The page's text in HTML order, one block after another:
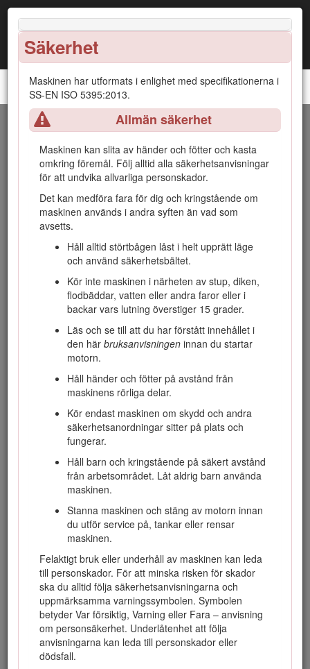
Säkerhet
Maskinen har utformats i enlighet med specifikationerna i
SS-EN ISO 5395:2013.
Allmän säkerhet
Maskinen kan slita av händer och fötter och kasta
omkring föremål. Följ alltid alla säkerhetsanvisningar
för att undvika allvarliga personskador.
Det kan medföra fara för dig och kringstående om
maskinen används i andra syften än vad som
avsetts.
Håll alltid störtbågen låst i helt upprätt läge
och använd säkerhetsbältet.
Kör inte maskinen i närheten av stup, diken,
flodbäddar, vatten eller andra faror eller i
backar vars lutning överstiger 15 grader.
Läs och se till att du har förstått innehållet i
den här bruksanvisningen innan du startar
motorn.
Håll händer och fötter på avstånd från
maskinens rörliga delar.
Kör endast maskinen om skydd och andra
säkerhetsanordningar sitter på plats och
fungerar.
Håll barn och kringstående på säkert avstånd
från arbetsområdet. Låt aldrig barn använda
maskinen.
Stanna maskinen och stäng av motorn innan
du utför service på, tankar eller rensar
maskinen.
Felaktigt bruk eller underhåll av maskinen kan leda
till personskador. För att minska risken för skador
ska du alltid följa säkerhetsanvisningarna och
uppmärksamma varningssymbolen. Symbolen
betyder Var försiktig, Varning eller Fara – anvisning
om personsäkerhet. Underlåtenhet att följa
anvisningarna kan leda till personskador eller
dödsfall.
Åkgräsklippare i Z Master® 8000-serien
Introduktion
Denna åkgräsklippare med roterande knivar är avsedd att
användas av yrkesförare som har anlitats för kommersiellt
underhållna gräsmattor runt bostäder eller kommersiella
anläggningar. Den är inte konstruerad för att klippa snår eller
för jordbruksändamål.
Läs den här informationen noga så att du lär dig att använda
och underhålla produkten på rätt sätt och för att undvika
person- och produktskador. Du är ansvarig för att produkten
används på ett korrekt och säkert sätt.
Om du behöver utbildningsmaterial för säkerhet och drift,
information om tillbehör, hjälp med att hitta en återförsäljare
eller om du vill registrera din produkt kan du kontakta Toro
via www.toro.com.
Använd rutkoden eller besök www.Toro.com om du vill läsa
bruksanvisningen, se fullständig information om garantier
888-384-9939 för att be att få en skriftlig kopia av
produktgarantin.
kundservice och ha produktens modell- och artikelnummer
till hands om du har behov av service, Toro-originaldelar
eller ytterligare information. Figur
modell- och serienumren sitter. Skriv numren i det tomma
Important: Skanna rutkoden på serienummerdekalen (i
förekommande fall) med en mobil enhet för att få
tillgång till information om garanti, reservdelar och
annat.